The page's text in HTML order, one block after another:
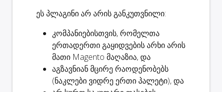
ეს პლაგინიარ არის განკუთვნილი:
კომპანიებისთვის, რომელთა
ერთადერთი გაყიდვების არხი არის
მათი Magento მაღაზია, და
აგზავნიან მცირე რაოდენობებს
(ნაკლები ვიდრე ერთი პალეტი), და